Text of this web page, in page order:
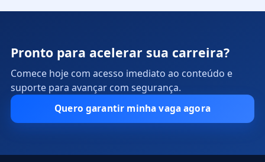
Pronto para acelerar sua carreira?
Comece hoje com acesso imediato ao conteúdo e
suporte para avançar com segurança.
Quero garantir minha vaga agora